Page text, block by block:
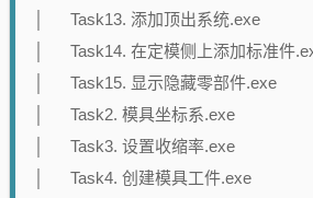
│ Task13. 添加顶出系统.exe
│ Task14. 在定模侧上添加标准件
│ Task15. 显示隐藏零部件.exe
│ Task2. 模具坐标系.exe
│ Task3. 设置收缩率.exe
│ Task4. 创建模具工件.exe